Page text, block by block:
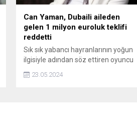
Can Yaman, Dubaili aileden
gelen 1 milyon euroluk teklifi
reddetti
Sık sık yabancı hayranlarının yoğun
ilgisiyle adından söz ettiren oyuncu
isteyen Dubaili bir ailenin 1 milyon
23.05.2024